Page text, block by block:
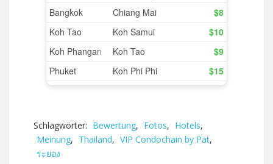
Schlagwörter: Bewertung, Fotos, Hotels,
Meinung, Thailand, VIP Condochain by Pat,
ระยอง